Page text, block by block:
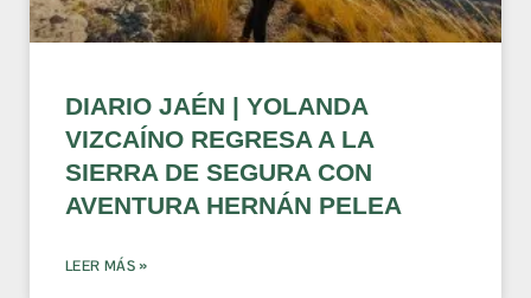
DIARIO JAÉN | YOLANDA
VIZCAÍNO REGRESA A LA
SIERRA DE SEGURA CON
AVENTURA HERNÁN PELEA
LEER MÁS »